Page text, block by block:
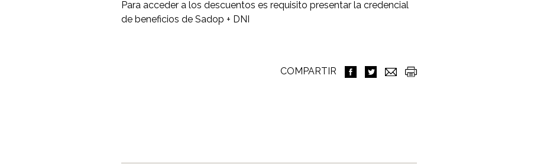
Para acceder a los descuentos es requisito presentar la credencial
de beneficios de Sadop + DNI
COMPARTIR